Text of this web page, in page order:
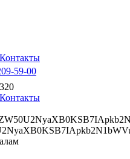
Контакты
59-00
Контакты